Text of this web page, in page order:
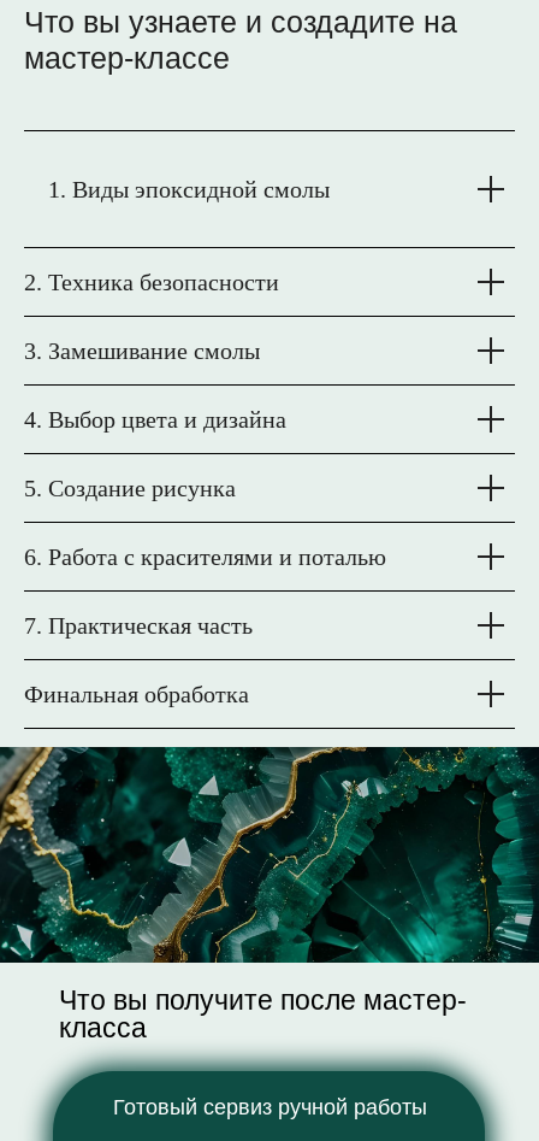
Что вы узнаете и создадите на
мастер-классе
Виды эпоксидной смолы
2. Техника безопасности
3. Замешивание смолы
4. Выбор цвета и дизайна
5. Создание рисунка
6. Работа с красителями и поталью
7. Практическая часть
Финальная обработка
Что вы получите после мастер-
класса
Готовый сервиз ручной работы